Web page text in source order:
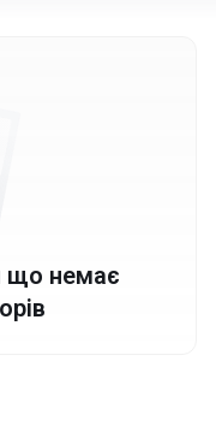
що немає